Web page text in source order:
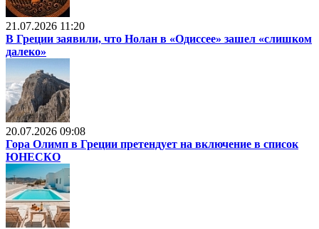
21.07.2026 11:20
В Греции заявили, что Нолан в «Одиссее» зашел «слишком
далеко»
20.07.2026 09:08
Гора Олимп в Греции претендует на включение в список
ЮНЕСКО